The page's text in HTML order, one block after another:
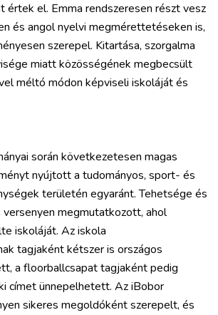
értek el. Emma rendszeresen részt vesz
és angol nyelvi megmérettetéseken is,
szerepel. Kitartása, szorgalma
miatt közösségének megbecsült
méltó módon képviseli iskoláját és
során következetesen magas
nyújtott a tudományos, sport- és
területén egyaránt. Tehetsége és
versenyen megmutatkozott, ahol
iskoláját. Az iskola
tagjaként kétszer is országos
a floorballcsapat tagjaként pedig
címet ünnepelhetett. Az iBobor
sikeres megoldóként szerepelt, és